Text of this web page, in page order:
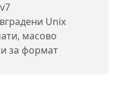
Unix
масово
за формат